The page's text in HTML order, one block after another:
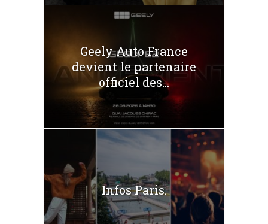
Geely Auto France
devient le partenaire
officiel des...
Infos Paris.